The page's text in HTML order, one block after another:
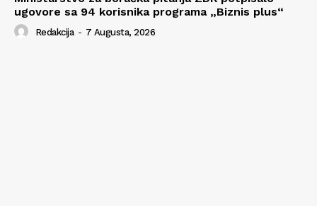
ugovore sa 94 korisnika programa „Biznis plus“
Redakcija - 7 Augusta, 2026